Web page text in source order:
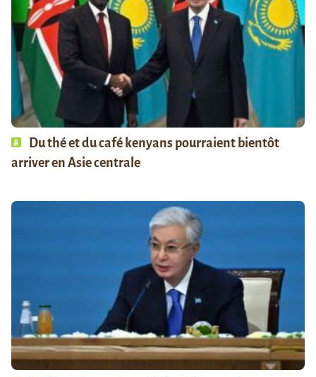
Du thé et du café kenyans pourraient bientôt
arriver en Asie centrale